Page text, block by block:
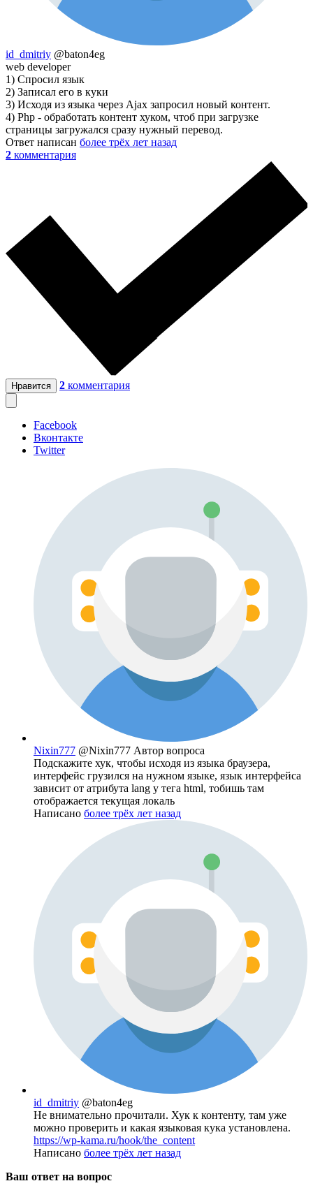
id_dmitriy @baton4eg
web developer
1) Спросил язык
2) Записал его в куки
3) Исходя из языка через Ajax запросил новый контент.
4) Php - обработать контент хуком, чтоб при загрузке
страницы загружался сразу нужный перевод.
Ответ написан более трёх лет назад
2 комментария
Нравится 2 комментария
Facebook
Вконтакте
Twitter
Nixin777 @Nixin777 Автор вопроса
Подскажите хук, чтобы исходя из языка браузера,
интерфейс грузился на нужном языке, язык интерфейса
зависит от атрибута lang у тега html, тобишь там
отображается текущая локаль
Написано более трёх лет назад
id_dmitriy @baton4eg
Не внимательно прочитали. Хук к контенту, там уже
можно проверить и какая языковая кука установлена.
https://wp-kama.ru/hook/the_content
Написано более трёх лет назад
Ваш ответ на вопрос